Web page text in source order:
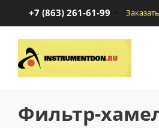
+7 (863) 261-61-99
Фильтр-